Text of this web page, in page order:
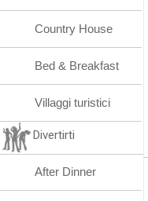
Country House
Bed & Breakfast
Villaggi turistici
Divertirti
After Dinner